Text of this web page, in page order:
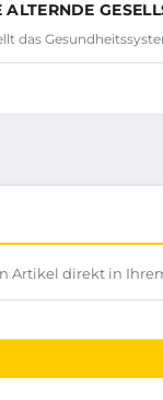
das
Artikel direkt in